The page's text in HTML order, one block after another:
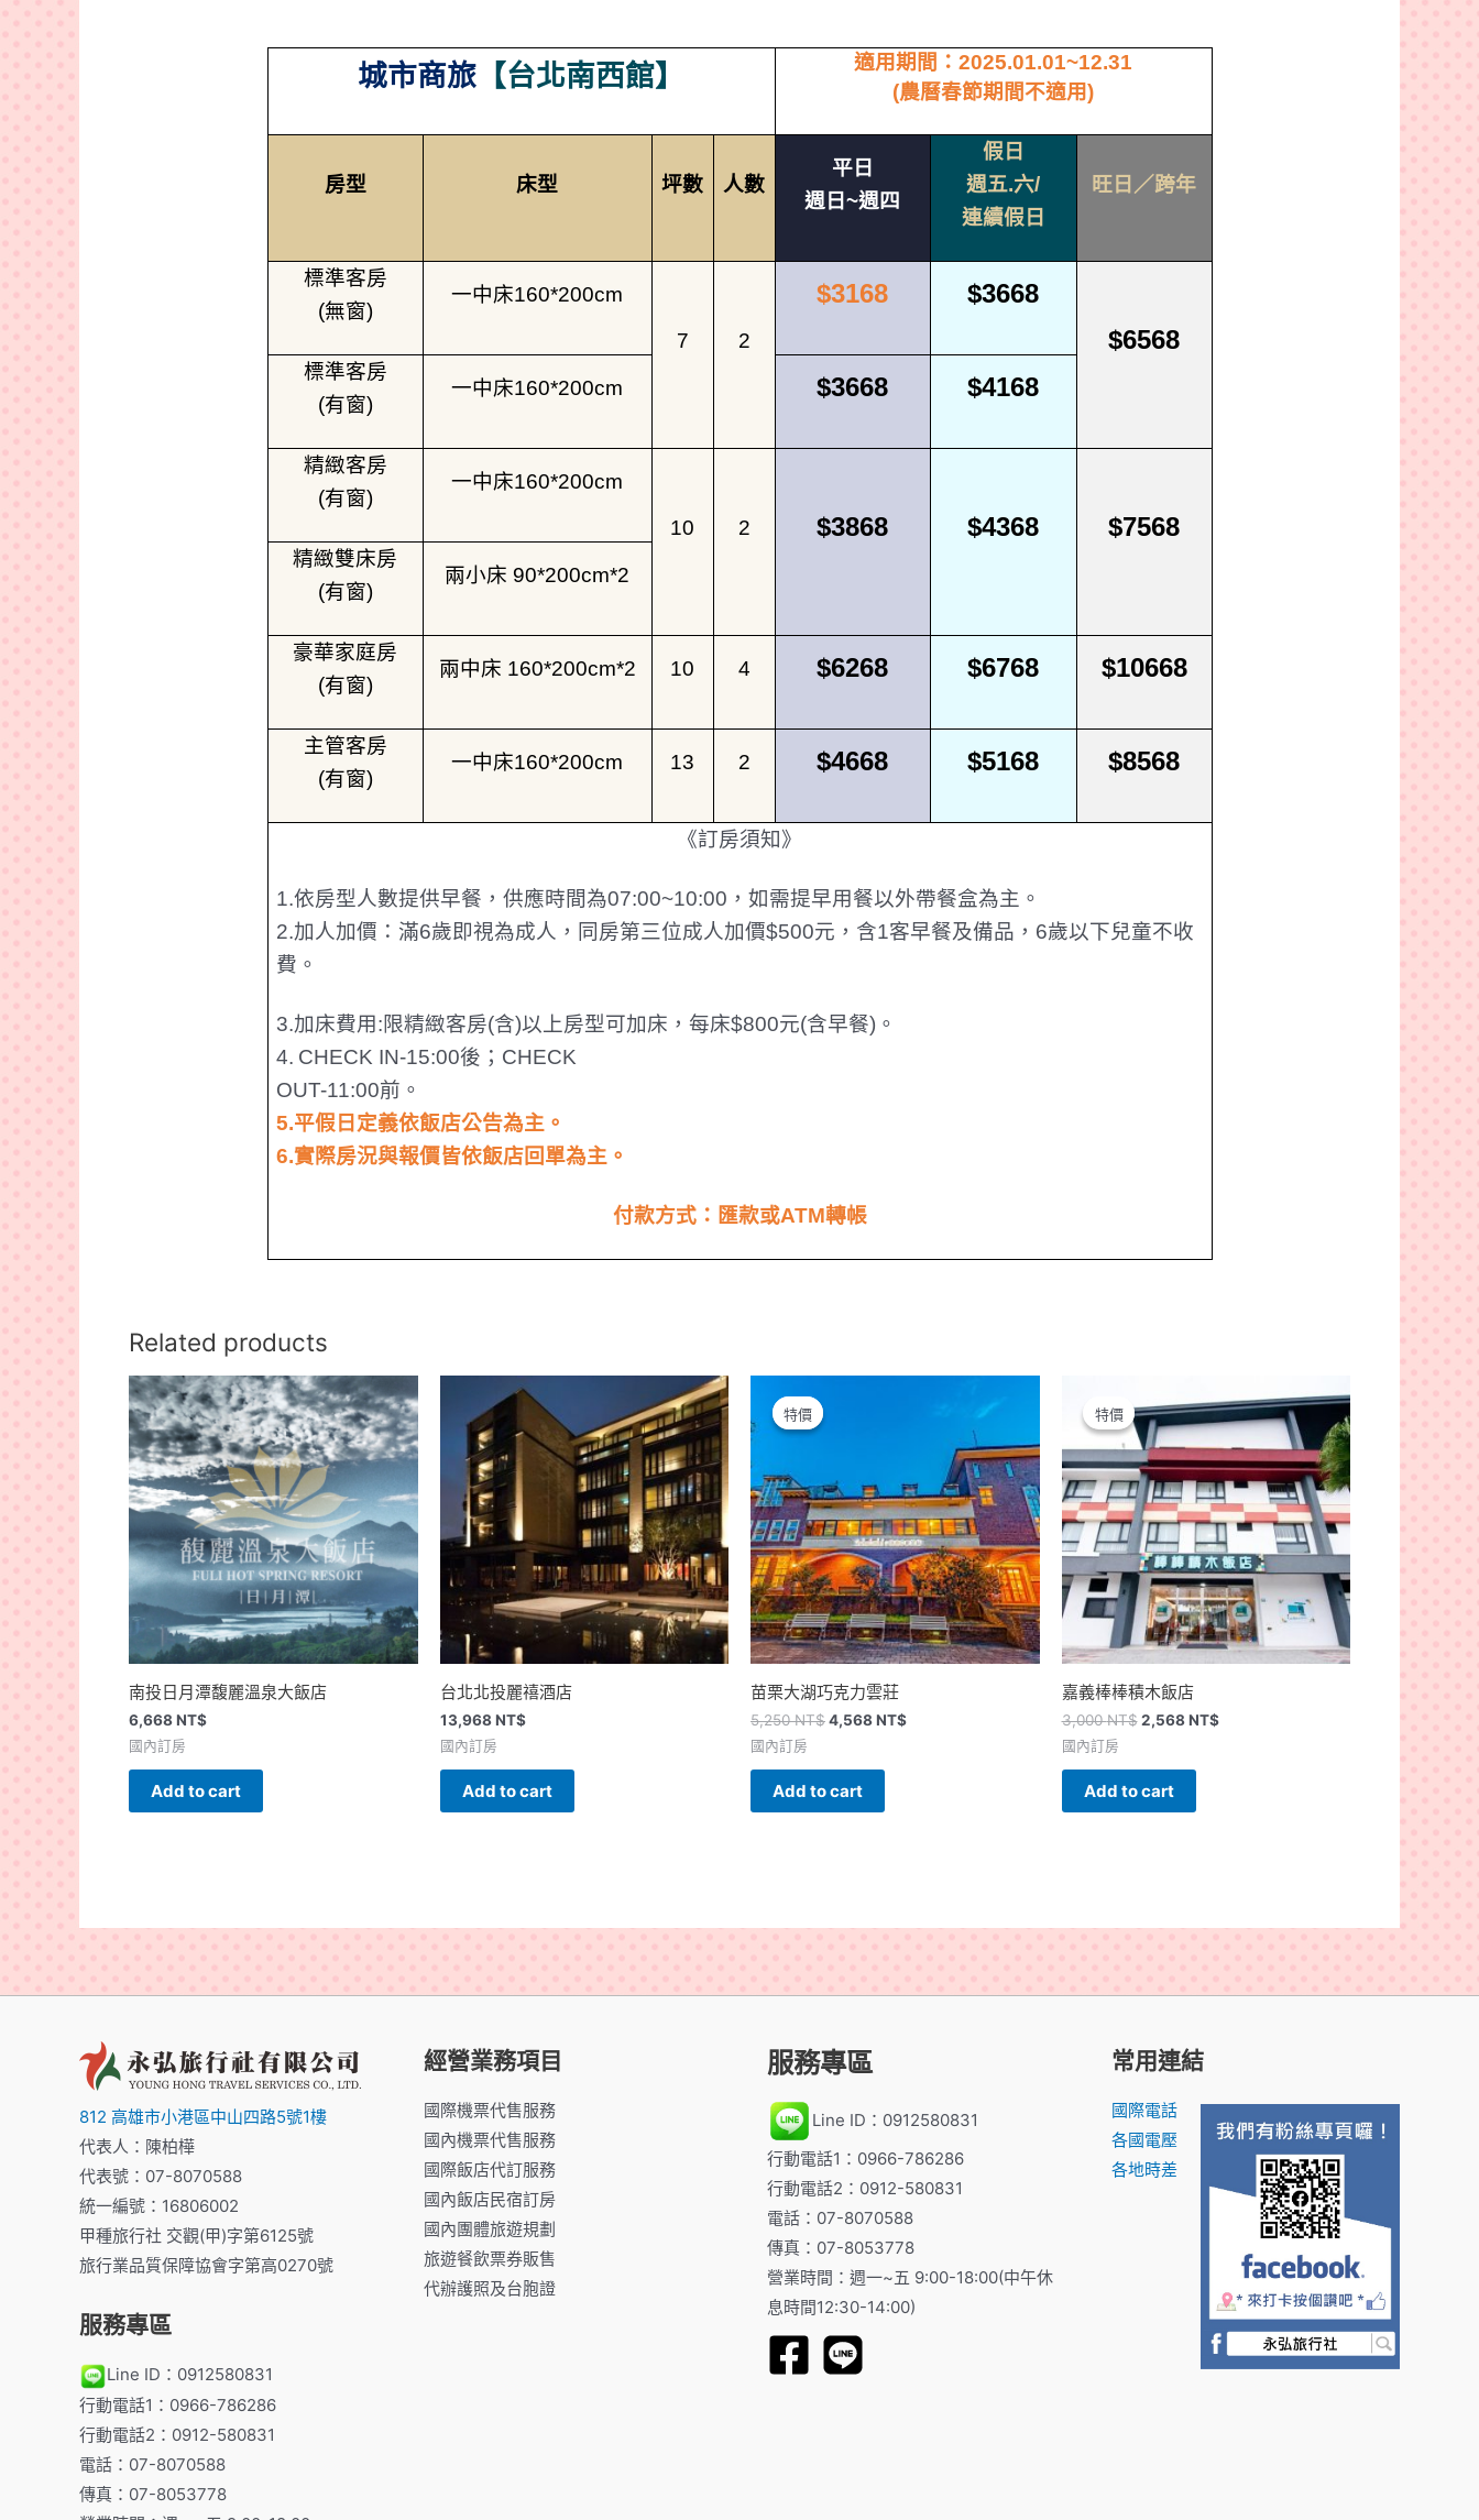
城市商旅 【台北南西館】 適用期間： 2025.01.01~12.31
(農曆春節期間不適用)
房型 床型 坪數 人數
平日
週日 ~週四
假日
週五.六/
連續假日
旺日 ／跨年
標準客房
(無窗)
一中床160*200cm
7
2
$3168
$3668
$6568
標準客房
(有窗)
一中床160*200cm $3668 $4168
精緻客房
(有窗)
一中床160*200cm
10
2 $3868 $4368 $7568
精緻雙床房
(有窗)
兩小床 90*200cm*2
豪華家庭房
(有窗)
兩中床 160*200cm*2 10 4 $6268 $6768 $10668
主管客房
(有窗)
一中床160*200cm 13 2 $4668 $5168 $8568
《訂房須知》
1.依房型人數提供早餐，供應時間為07:00~10:00 ，如需提早用餐以外帶餐盒為主。
2.加人加價：滿6歲即視為成人，同房第三位成人加價$500元，含1客早餐及備品， 6歲以下兒童不收
費。
3.加床費用:限精緻客房(含)以上房型可加床，每床$800元(含早餐) 。
4. CHECK IN-15:00後； CHECK
OUT-11:00前。
5.平假日定義依飯店公告為主。
6.實際房況與報價皆依飯店回單為主。
付款方式：匯款或ATM轉帳
Related products
南投日月潭馥麗溫泉大飯店
6,668NT$
國內訂房
Add to cart
台北北投麗禧酒店
13,968NT$
國內訂房
Add to cart
特價
特價
苗栗大湖巧克力雲莊
5,250NT$4,568NT$
國內訂房
Add to cart
特價
特價
嘉義棒棒積木飯店
3,000NT$ 2,568NT$
國內訂房
Add to cart
812 高雄市小港區中山四路5號1樓
代表人：陳柏樺
代表號：07-8070588
統一編號：16806002
甲種旅行社 交觀(甲)字第6125號
旅行業品質保障協會字第高0270號
服務專區
Line ID：0912580831
行動電話1：0966-786286
行動電話2：0912-580831
電話：07-8070588
傳真：07-8053778
經營業務項目
國際機票代售服務
國內機票代售服務
國際飯店代訂服務
國內飯店民宿訂房
國內團體旅遊規劃
旅遊餐飲票券販售
代辦護照及台胞證
服務專區
Line ID：0912580831
行動電話1：0966-786286
行動電話2：0912-580831
電話：07-8070588
傳真：07-8053778
營業時間：週一~五 9:00-18:00(中午休
息時間12:30-14:00)
常用連結
國際電話
各國電壓
各地時差